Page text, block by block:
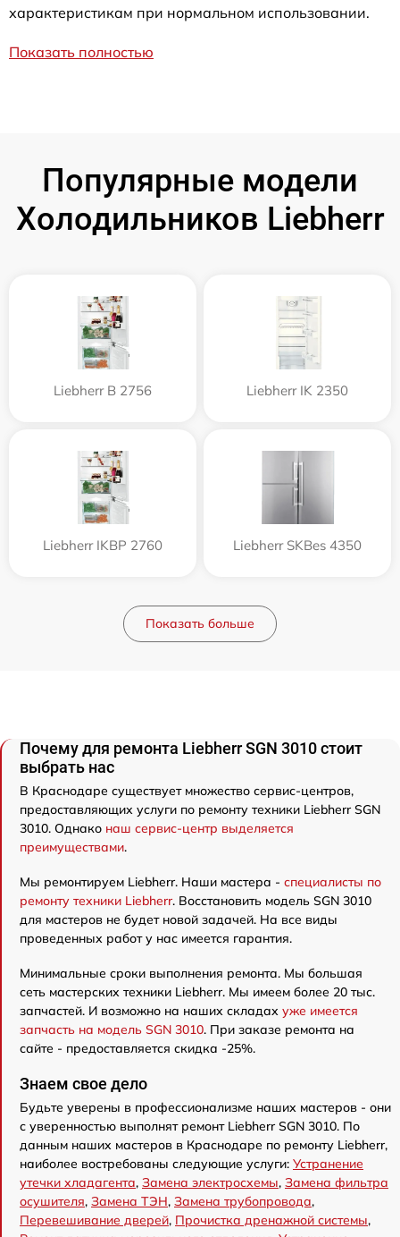
характеристикам при нормальном использовании.
Показать полностью
Популярные модели
Холодильников Liebherr
Liebherr B 2756 Liebherr IK 2350
Liebherr IKBP 2760 Liebherr SKBes 4350
Показать больше
Почему для ремонта Liebherr SGN 3010 стоит
выбрать нас
В Краснодаре существует множество сервис-центров,
предоставляющих услуги по ремонту техники Liebherr SGN
3010. Однако наш сервис-центр выделяется
преимуществами.
Мы ремонтируем Liebherr. Наши мастера - специалисты по
ремонту техники Liebherr. Восстановить модель SGN 3010
для мастеров не будет новой задачей. На все виды
проведенных работ у нас имеется гарантия.
Минимальные сроки выполнения ремонта. Мы большая
сеть мастерских техники Liebherr. Мы имеем более 20 тыс.
запчастей. И возможно на наших складах уже имеется
запчасть на модель SGN 3010. При заказе ремонта на
сайте - предоставляется скидка -25%.
Знаем свое дело
Будьте уверены в профессионализме наших мастеров - они
с уверенностью выполнят ремонт Liebherr SGN 3010. По
данным наших мастеров в Краснодаре по ремонту Liebherr,
наиболее востребованы следующие услуги: Устранение
утечки хладагента, Замена электросхемы, Замена фильтра
осушителя, Замена ТЭН, Замена трубопровода,
Перевешивание дверей, Прочистка дренажной системы,